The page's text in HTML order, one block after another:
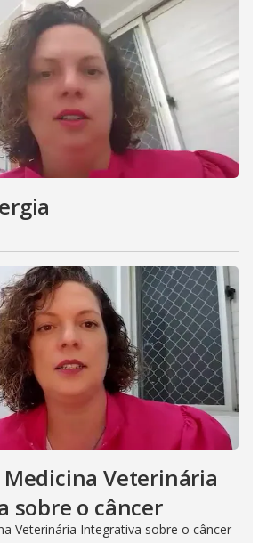
Medicina Veterinária
sobre o câncer
Veterinária Integrativa sobre o câncer